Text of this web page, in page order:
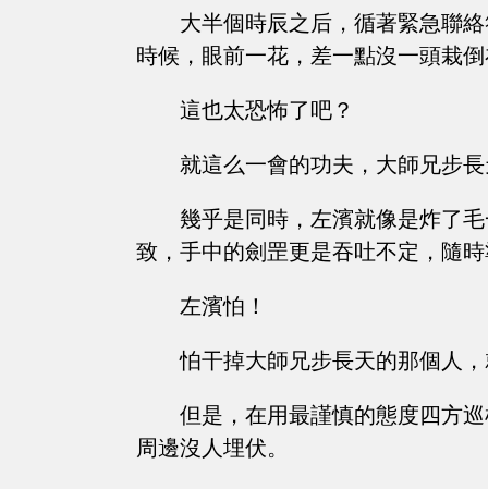
大半個時辰之后，循著緊急聯
時候，眼前一花，差一點沒一頭栽
這也太恐怖了吧？
就這么一會的功夫，大師兄步
幾乎是同時，左濱就像是炸了
致，手中的劍罡更是吞吐不定，隨
左濱怕！
怕干掉大師兄步長天的那個人
但是，在用最謹慎的態度四方
周邊沒人埋伏。